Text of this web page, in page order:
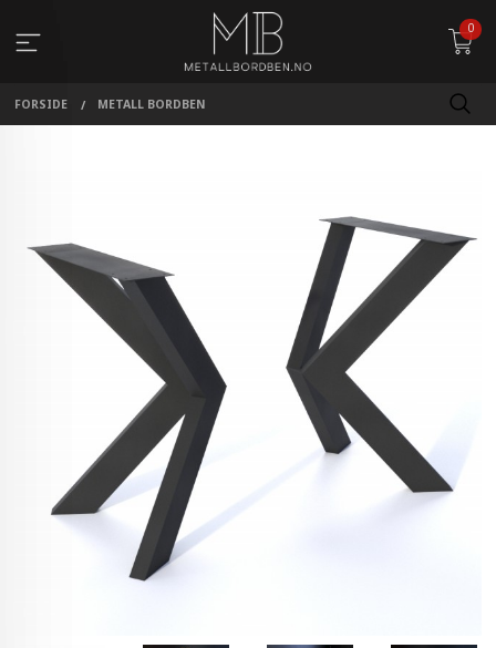
innholdet
0
FORSIDE METALL BORDBEN